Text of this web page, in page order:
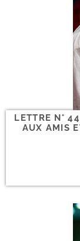
LETTRE N°
AUX AMIS